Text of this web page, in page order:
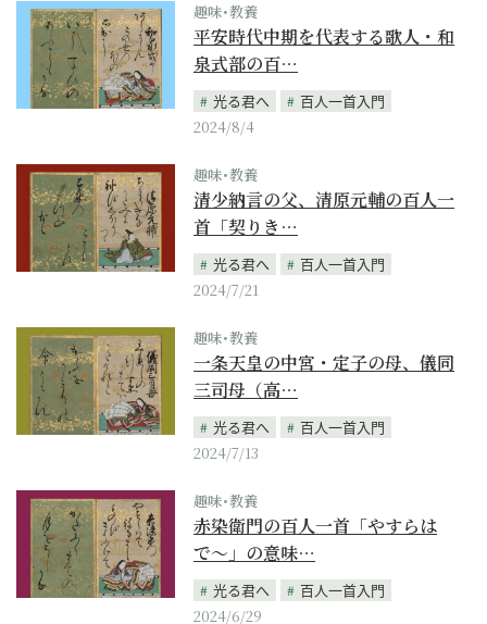
趣味･教養
平安時代中期を代表する歌人・和
泉式部の百…
光る君へ
百人一首入門
2024/8/4
趣味･教養
清少納言の父、清原元輔の百人一
首「契りき…
光る君へ
百人一首入門
2024/7/21
趣味･教養
一条天皇の中宮・定子の母、儀同
三司母（高…
光る君へ
百人一首入門
2024/7/13
趣味･教養
赤染衛門の百人一首「やすらは
で〜」の意味…
光る君へ
百人一首入門
2024/6/29